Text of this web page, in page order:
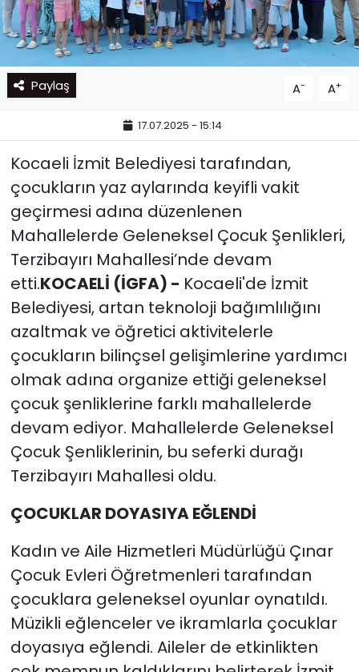
Paylaş A- A+
17.07.2025 - 15:14
Kocaeli İzmit Belediyesi tarafından,
çocukların yaz aylarında keyifli vakit
geçirmesi adına düzenlenen
Mahallelerde Geleneksel Çocuk Şenlikleri,
Terzibayırı Mahallesi’nde devam
etti.KOCAELİ (İGFA) - Kocaeli'de İzmit
Belediyesi, artan teknoloji bağımlılığını
azaltmak ve öğretici aktivitelerle
çocukların bilinçsel gelişimlerine yardımcı
olmak adına organize ettiği geleneksel
çocuk şenliklerine farklı mahallelerde
devam ediyor. Mahallelerde Geleneksel
Çocuk Şenliklerinin, bu seferki durağı
Terzibayırı Mahallesi oldu.
ÇOCUKLAR DOYASIYA EĞLENDİ
Kadın ve Aile Hizmetleri Müdürlüğü Çınar
Çocuk Evleri Öğretmenleri tarafından
çocuklara geleneksel oyunlar oynatıldı.
Müzikli eğlenceler ve ikramlarla çocuklar
doyasıya eğlendi. Aileler de etkinlikten